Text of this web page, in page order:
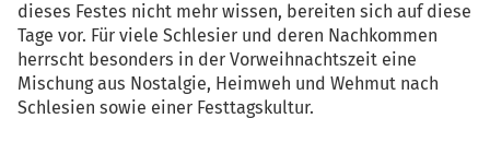
die­ses Fes­tes nicht mehr wis­sen, berei­ten sich auf die­se
Tage vor. Für vie­le Schle­si­er und deren Nach­kom­men
herrscht beson­ders in der Vor­weih­nachts­zeit eine
Mischung aus Nost­al­gie, Heim­weh und Weh­mut nach
Schle­si­en sowie einer Festtagskultur.